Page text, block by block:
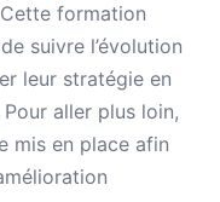
formation
suivre l’évolution
leur stratégie en
aller plus loin,
mis en place afin